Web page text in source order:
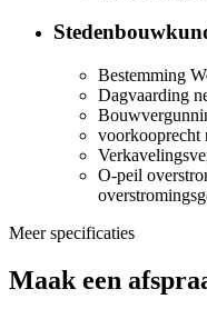
Bestemming
Dagvaarding
voorkooprecht
O-peil
Meer specificaties
Maak een